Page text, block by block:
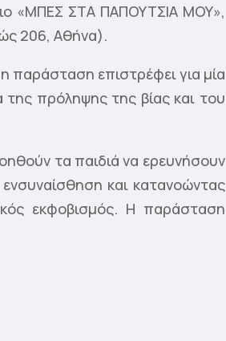
«ΜΠΕΣ ΣΤΑ ΠΑΠΟΥΤΣΙΑ ΜΟΥ»,
206, Αθήνα).
παράσταση επιστρέφει για μία
πρόληψης της βίας και του
τα παιδιά να ερευνήσουν
και κατανοώντας
εκφοβισμός. Η παράσταση